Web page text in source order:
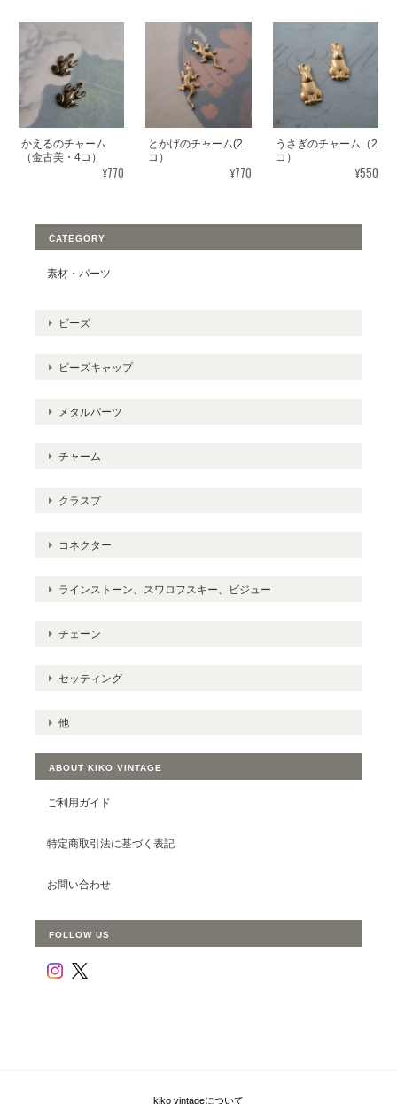
かえるのチャーム
（金古美・4コ）
¥770
とかげのチャーム(2
コ）
¥770
うさぎのチャーム（2
コ）
¥550
CATEGORY
素材・パーツ
ビーズ
ビーズキャップ
メタルパーツ
チャーム
クラスプ
コネクター
ラインストーン、スワロフスキー、ビジュー
チェーン
セッティング
他
ABOUT KIKO VINTAGE
ご利用ガイド
特定商取引法に基づく表記
お問い合わせ
FOLLOW US
kiko vintageについて